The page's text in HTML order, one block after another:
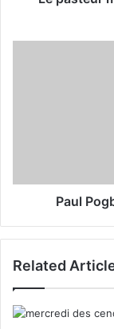
Paul
Related